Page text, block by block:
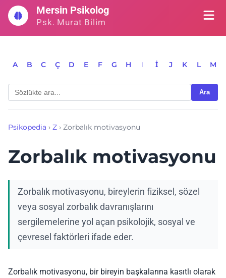
İçeriğe
geç
Mersin Psikolog
Psk. Murat Bilim
A B C Ç D E F G H I İ J K L M
Ara
Psikopedia › Z › Zorbalık motivasyonu
Zorbalık motivasyonu
Zorbalık motivasyonu, bireylerin fiziksel, sözel
veya sosyal zorbalık davranışlarını
sergilemelerine yol açan psikolojik, sosyal ve
çevresel faktörleri ifade eder.
Zorbalık motivasyonu, bir bireyin başkalarına kasıtlı olarak